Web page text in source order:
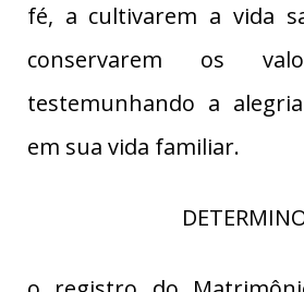
fé, a cultivarem a vida
conservarem os
testemunhando a
em sua vida familiar.